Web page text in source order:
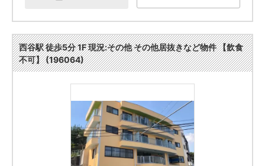
西谷駅 徒歩5分 1F 現況:その他 その他居抜きなど物件 【飲食
不可】 (196064)